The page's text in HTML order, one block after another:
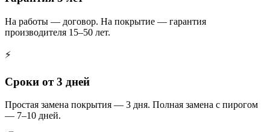
На работы — договор. На покрытие — гарантия
производителя 15–50 лет.
⚡
Сроки от 3 дней
Простая замена покрытия — 3 дня. Полная замена с пирогом
— 7–10 дней.